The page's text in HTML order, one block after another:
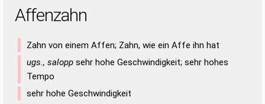
Affenzahn
Zahn von einem Affen; Zahn, wie ein Affe ihn hat
ugs., salopp sehr hohe Geschwindigkeit; sehr hohes
Tempo
sehr hohe Geschwindigkeit